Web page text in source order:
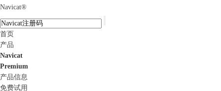
Navicat®
首页
产品
Navicat
Premium
产品信息
免费试用